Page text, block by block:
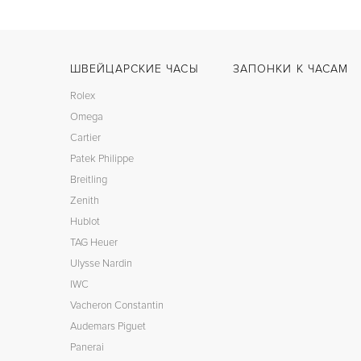
ШВЕЙЦАРСКИЕ ЧАСЫ
Rolex
Omega
Cartier
Patek Philippe
Breitling
Zenith
Hublot
TAG Heuer
Ulysse Nardin
IWC
Vacheron Constantin
Audemars Piguet
Panerai
ЗАПОНКИ К ЧАСАМ